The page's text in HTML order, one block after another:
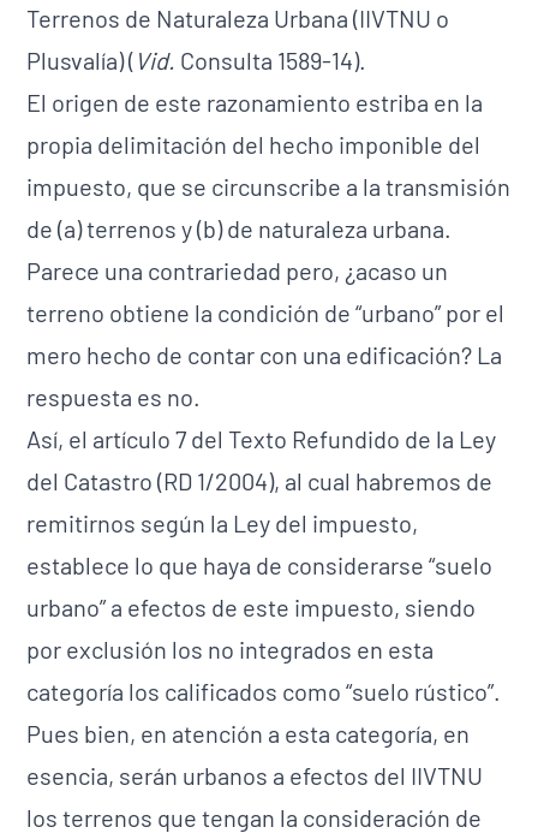
Terrenos de Naturaleza Urbana (IIVTNU o
Plusvalía) ( Vid. Consulta 1589-14).
El origen de este razonamiento estriba en la
propia delimitación del hecho imponible del
impuesto, que se circunscribe a la transmisión
de (a) terrenos y (b) de naturaleza urbana.
Parece una contrariedad pero, ¿acaso un
terreno obtiene la condición de “urbano” por el
mero hecho de contar con una edificación? La
respuesta es no.
Así, el artículo 7 del Texto Refundido de la Ley
del Catastro (RD 1/2004), al cual habremos de
remitirnos según la Ley del impuesto,
establece lo que haya de considerarse “suelo
urbano” a efectos de este impuesto, siendo
por exclusión los no integrados en esta
categoría los calificados como “suelo rústico”.
Pues bien, en atención a esta categoría, en
esencia, serán urbanos a efectos del IIVTNU
los terrenos que tengan la consideración de